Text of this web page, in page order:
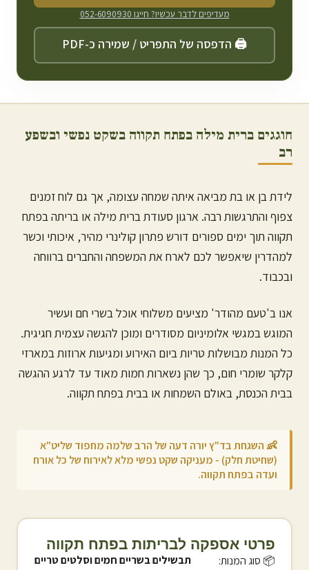
מעדיפים לדבר עכשיו? חייגו 052-6090930
🖨️ הדפסה של התפריט / שמירה כ-PDF
חוגגים ברית מילה בפתח תקווה בשקט נפשי ובשפע
רב
לידת בן או בת מביאה איתה שמחה עצומה, אך גם לוח זמנים
צפוף והתרגשות רבה. ארגון סעודת ברית מילה או בריתה בפתח
תקווה תוך ימים ספורים דורש פתרון קולינרי מהיר, איכותי וכשר
למהדרין שיאפשר לכם לארח את המשפחה והחברים ברווחה
ובכבוד.
אנו ב'טעם מהודר' מציעים משלוחי אוכל בשרי חם ועשיר
המוגש במגשי אלומיניום מסודרים ומוכן להגשה עצמית חגיגית.
כל המנות מבושלות טריות ביום האירוע ומגיעות ארוזות במארזי
קלקר שומרי חום, כך שהן נשארות חמות מאוד עד לרגע ההגשה
בבית הכנסת, באולם השמחות או בבית בפתח תקווה.
👶 השגחת בד"ץ יורה דעה של הרב שלמה מחפוד שליט"א
(שחיטת חלק) - מעניקה שקט נפשי מלא לאירוח של כל אורח
ועדה בפתח תקווה.
פרטי אספקה לבריתות בפתח תקווה
📦 סוג המנות:
תבשילים בשריים חמים וסלטים טריים